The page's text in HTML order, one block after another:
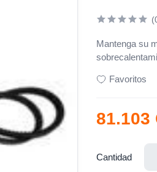
Mantenga su
Favoritos
81.103
Cantidad